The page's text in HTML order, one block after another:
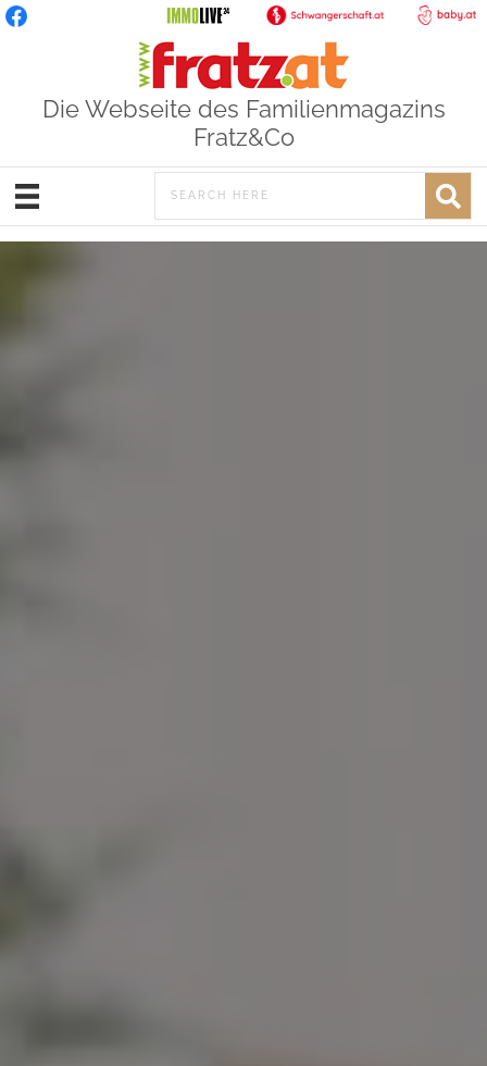
Die Webseite des Familienmagazins
Fratz&Co